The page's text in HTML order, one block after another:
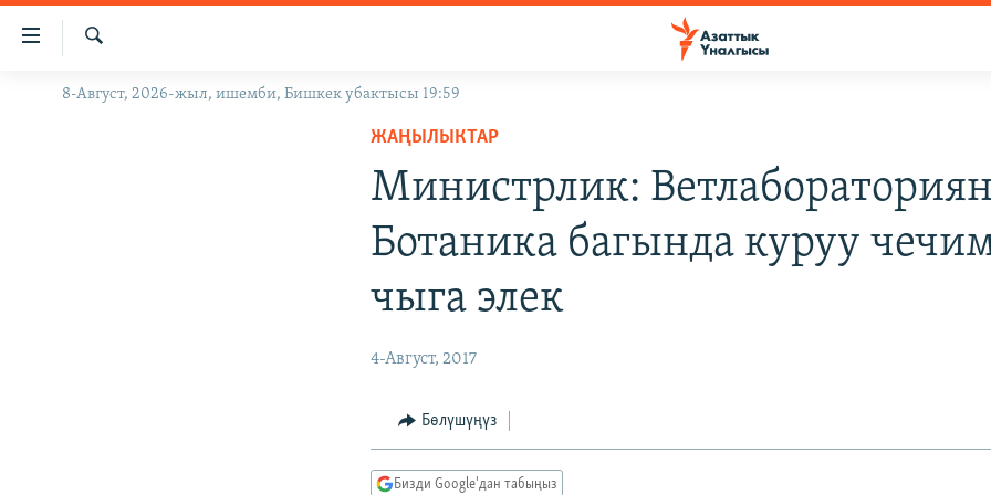
Линктер
Мазмунга
Навигацияга
ЖАҢЫЛЫКТАР
Издөө
8-Август, 2026-жыл, ишемби, Бишкек убактысы 19:59
ЖАҢЫЛЫКТАР
Министрлик:
Ботаника багында куруу
чыга элек
4-Август, 2017
Бөлүшүңүз
Бизди Google'дан табыңыз